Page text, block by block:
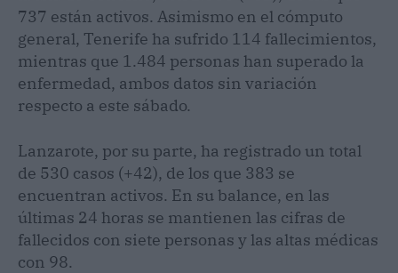
737 están activos. Asimismo en el cómputo
general, Tenerife ha sufrido 114 fallecimientos,
mientras que 1.484 personas han superado la
enfermedad, ambos datos sin variación
respecto a este sábado.
Lanzarote, por su parte, ha registrado un total
de 530 casos (+42), de los que 383 se
encuentran activos. En su balance, en las
últimas 24 horas se mantienen las cifras de
fallecidos con siete personas y las altas médicas
con 98.